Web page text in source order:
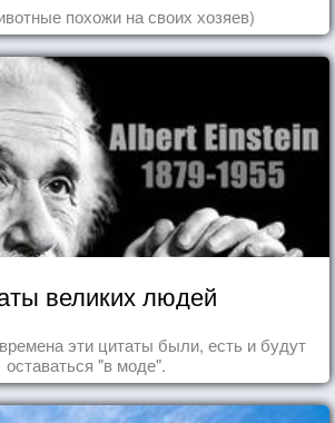
похожи на своих хозяев)
великих людей
эти цитаты были, есть и будут
оставаться "в моде".